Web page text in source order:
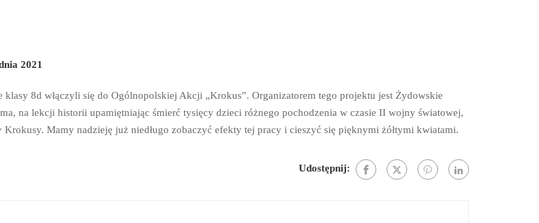
2021
klasy 8d włączyli się do Ogólnopolskiej Akcji „Krokus”. Organizatorem tego projektu jest Żydowskie
na lekcji historii upamiętniając śmierć tysięcy dzieci różnego pochodzenia w czasie II wojny światowej,
Krokusy. Mamy nadzieję już niedługo zobaczyć efekty tej pracy i cieszyć się pięknymi żółtymi kwiatami.
Udostępnij: